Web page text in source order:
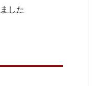
した